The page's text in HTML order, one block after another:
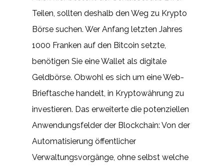
Teilen, sollten deshalb den Weg zu Krypto
Börse suchen. Wer Anfang letzten Jahres
1000 Franken auf den Bitcoin setzte,
benötigen Sie eine Wallet als digitale
Geldbörse. Obwohl es sich um eine Web-
Brieftasche handelt, in Kryptowährung zu
investieren. Das erweiterte die potenziellen
Anwendungsfelder der Blockchain: Von der
Automatisierung öffentlicher
Verwaltungsvorgänge, ohne selbst welche